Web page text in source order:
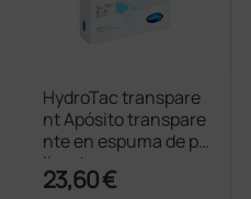
HydroTac transpare
nt Apósito transpare
nte en espuma de po
liuretano
23,60 €